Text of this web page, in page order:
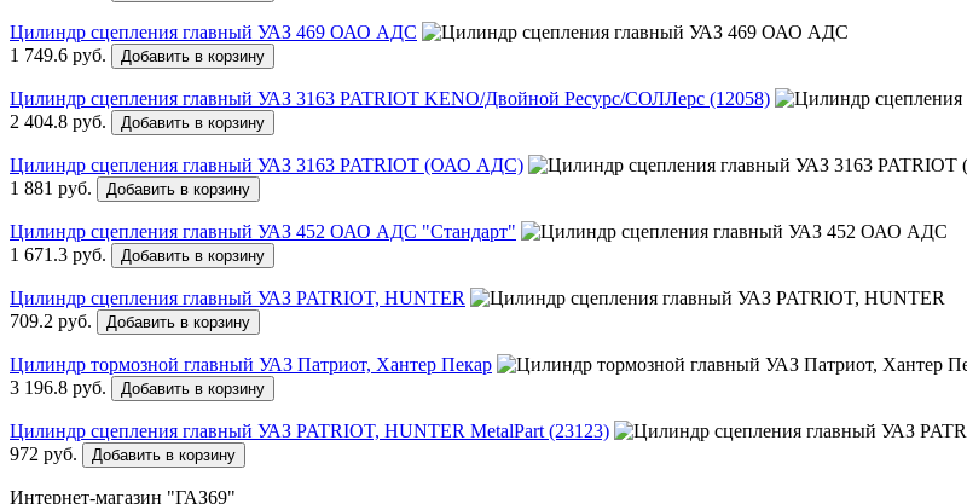
Цилиндр сцепления главный УАЗ 469 ОАО АДС
1 749.6 руб.
Добавить в корзину
Цилиндр сцепления главный УАЗ 3163 PATRIOT KENO/Двойной Ресурс/СОЛЛерс (12058)
2 404.8 руб.
Добавить в корзину
Цилиндр сцепления главный УАЗ 3163 PATRIOT (ОАО АДС)
1 881 руб.
Добавить в корзину
Цилиндр сцепления главный УАЗ 452 ОАО АДС "Стандарт"
1 671.3 руб.
Добавить в корзину
Цилиндр сцепления главный УАЗ PATRIOT, HUNTER
709.2 руб.
Добавить в корзину
Цилиндр тормозной главный УАЗ Патриот, Хантер Пекар
3 196.8 руб.
Добавить в корзину
Цилиндр сцепления главный УАЗ PATRIOT, HUNTER MetalPart (23123)
972 руб.
Добавить в корзину
Интернет-магазин "ГАЗ69"